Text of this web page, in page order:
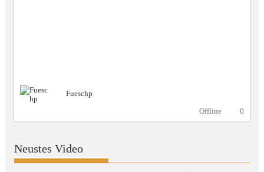
Fueschp
Offline
0
Neustes Video